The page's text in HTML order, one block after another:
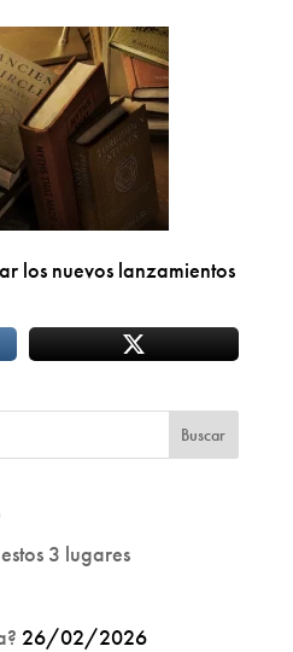
los nuevos lanzamientos
3 lugares
26/02/2026